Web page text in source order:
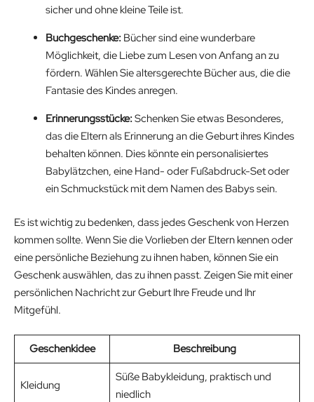
sicher und ohne kleine Teile ist.
Buchgeschenke: Bücher sind eine wunderbare
Möglichkeit, die Liebe zum Lesen von Anfang an zu
fördern. Wählen Sie altersgerechte Bücher aus, die die
Fantasie des Kindes anregen.
Erinnerungsstücke:Schenken Sie etwas Besonderes,
das die Eltern als Erinnerung an die Geburt ihres Kindes
behalten können. Dies könnte ein personalisiertes
Babylätzchen, eine Hand- oder Fußabdruck-Set oder
ein Schmuckstück mit dem Namen des Babys sein.
Es ist wichtig zu bedenken, dass jedes Geschenk von Herzen
kommen sollte. Wenn Sie die Vorlieben der Eltern kennen oder
eine persönliche Beziehung zu ihnen haben, können Sie ein
Geschenk auswählen, das zu ihnen passt. Zeigen Sie mit einer
persönlichen Nachricht zur Geburt Ihre Freude und Ihr
Mitgefühl.
Geschenkidee Beschreibung
Kleidung
Süße Babykleidung, praktisch und
niedlich